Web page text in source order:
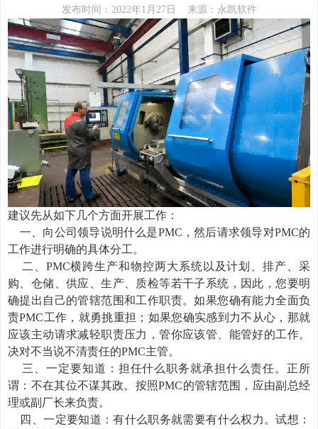
发布时间：2022年1月27日 来源：永凯软件
建议先从如下几个方面开展工作：
一、向公司领导说明什么是PMC，然后请求领导对PMC的
工作进行明确的具体分工。
二、PMC横跨生产和物控两大系统以及计划、排产、采
购、仓储、供应、生产、质检等若干子系统，因此，您要明
确提出自己的管辖范围和工作职责。如果您确有能力全面负
责PMC工作，就勇挑重担；如果您确实感到力不从心，那就
应该主动请求减轻职责压力，管你应该管、能管好的工作。
决对不当说不清责任的PMC主管。
三、一定要知道：担任什么职务就承担什么责任。正所
谓：不在其位不谋其政。按照PMC的管辖范围，应由副总经
理或副厂长来负责。
四、一定要知道：有什么职务就需要有什么权力。试想：